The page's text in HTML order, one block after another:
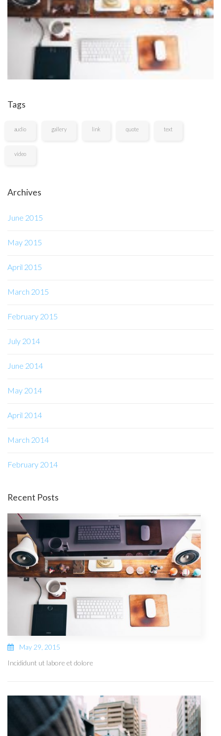
Tags
audio gallery link quote text
video
Archives
June 2015
May 2015
April 2015
March 2015
February 2015
July 2014
June 2014
May 2014
April 2014
March 2014
February 2014
Recent Posts
May 29, 2015
Incididunt ut labore et dolore